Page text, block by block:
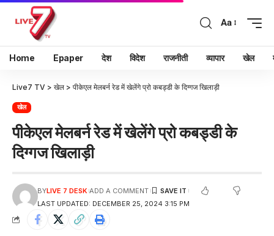
Aa
Home Epaper देश विदेश राजनीती व्यापार खेल
Live7 TV > खेल > पीकेएल मेलबर्न रेड में खेलेंगे प्रो कबड्डी के दिग्गज खिलाड़ी
खेल
पीकेएल मेलबर्न रेड में खेलेंगे प्रो कबड्डी के
दिग्गज खिलाड़ी
LAST UPDATED: DECEMBER 25, 2024 3:15 PM
BYLIVE 7 DESK ADD A COMMENT